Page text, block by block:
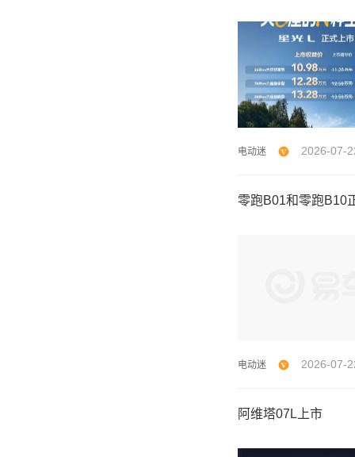
电动迷 2026-07-
零跑B01和零跑B10
电动迷 2026-07-
阿维塔07L上市